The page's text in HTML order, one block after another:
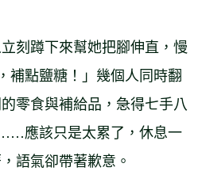
刻蹲下來幫她把腳伸直，慢
補點鹽糖！」幾個人同時翻
零食與補給品，急得七手八
應該只是太累了，休息一
語氣卻帶著歉意。